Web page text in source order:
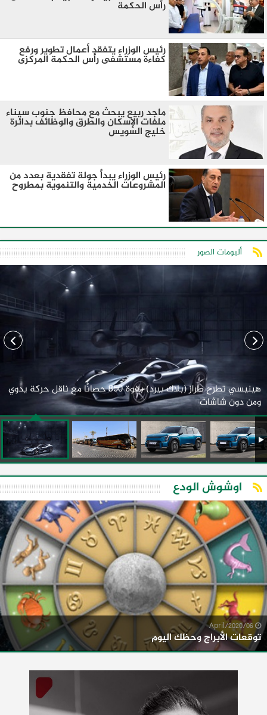
رأس الحكمة
رئيس الوزراء يتفقد أعمال تطوير ورفع
كفاءة مستشفى رأس الحكمة المركزى
ماجد ربيع يبحث مع محافظ جنوب سيناء
ملفات الإسكان والطرق والوظائف بدائرة
خليج السويس
رئيس الوزراء يبدأ جولة تفقدية بعدد من
المشروعات الخدمية والتنموية بمطروح
ألبومات الصور
هينيسي تطرح طراز (بلاك بيرد) بقوة 850 حصانًا مع ناقل حركة يدوي
ومن دون شاشات
اوشوش الودع
توقعات الأبراج وحظك اليوم